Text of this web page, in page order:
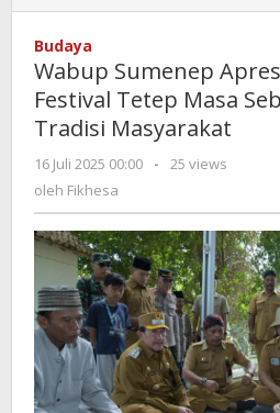
Budaya
Wabup Sumenep
Festival Tetep Masa
Tradisi Masyarakat
16 Juli 2025 00:00
oleh
-
25 views
oleh Fikhesa